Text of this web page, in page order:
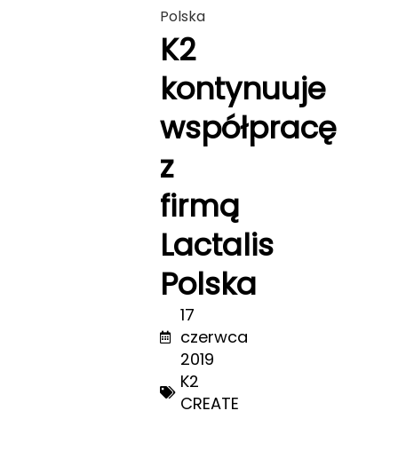
Polska
K2
kontynuuje
współpracę
z
firmą
Lactalis
Polska
17
czerwca
2019
K2
CREATE